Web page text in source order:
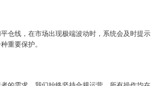
仓线，在市场出现极端波动时，系统会及时提示
重要保护。